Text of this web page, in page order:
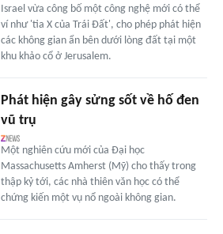
Israel vừa công bố một công nghệ mới có thể
ví như 'tia X của Trái Đất', cho phép phát hiện
các không gian ẩn bên dưới lòng đất tại một
khu khảo cổ ở Jerusalem.
Phát hiện gây sửng sốt về hố đen
vũ trụ
Một nghiên cứu mới của Đại học
Massachusetts Amherst (Mỹ) cho thấy trong
thập kỷ tới, các nhà thiên văn học có thể
chứng kiến một vụ nổ ngoài không gian.